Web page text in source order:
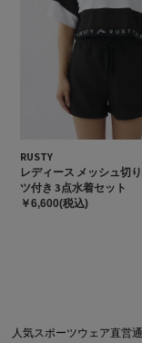
RUSTY
レディース メッシュ切
ツ付き 3点水着セット
￥6,600(税込)
人気スポーツウェア直営